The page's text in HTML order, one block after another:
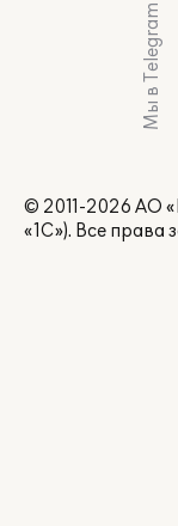
Мы в Telegram
© 2011-2026 АО
«1С»). Все права